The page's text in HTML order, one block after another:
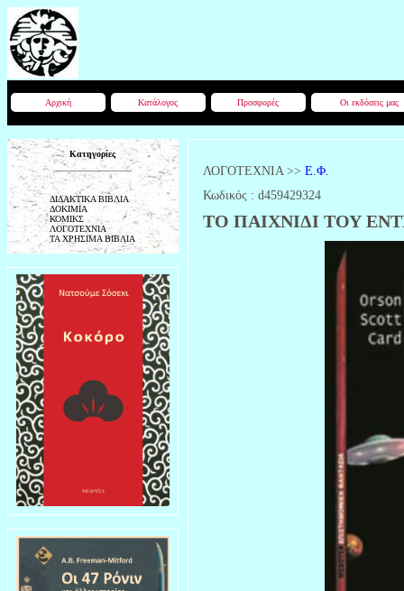
Αρχική Κατάλογος Προσφορές Οι εκδόσεις μας
Κατηγορίες
ΔΙΔΑΚΤΙΚΑ ΒΙΒΛΙΑ
ΔΟΚΙΜΙΑ
ΚΟΜΙΚΣ
ΛΟΓΟΤΕΧΝΙΑ
ΤΑ ΧΡΗΣΙΜΑ ΒΙΒΛΙΑ
ΛΟΓΟΤΕΧΝΙΑ >> Ε.Φ.
Κωδικός : d459429324
ΤΟ ΠΑΙΧΝΙΔΙ ΤΟΥ